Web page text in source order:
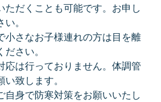
ただくことも可能です。お申し
。
小さなお子様連れの方は目を離
さい。
応は行っておりません。体調管
致します。
自身で防寒対策をお願いいたし